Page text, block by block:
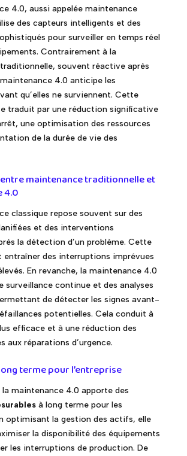
4.0, aussi appelée maintenance
des capteurs intelligents et des
pour surveiller en temps réel
Contrairement à la
souvent réactive après
4.0 anticipe les
qu’elles ne surviennent. Cette
traduit par une réduction significative
une optimisation des ressources
de la durée de vie des
maintenance traditionnelle et
4.0
classique repose souvent sur des
et des interventions
la détection d’un problème. Cette
entraîner des interruptions imprévues
En revanche, la maintenance 4.0
surveillance continue et des analyses
de détecter les signes avant-
potentielles. Cela conduit à
efficace et à une réduction des
aux réparations d’urgence.
terme pour l’entreprise
la maintenance 4.0 apporte des
à long terme pour les
optimisant la gestion des actifs, elle
la disponibilité des équipements
les interruptions de production. De